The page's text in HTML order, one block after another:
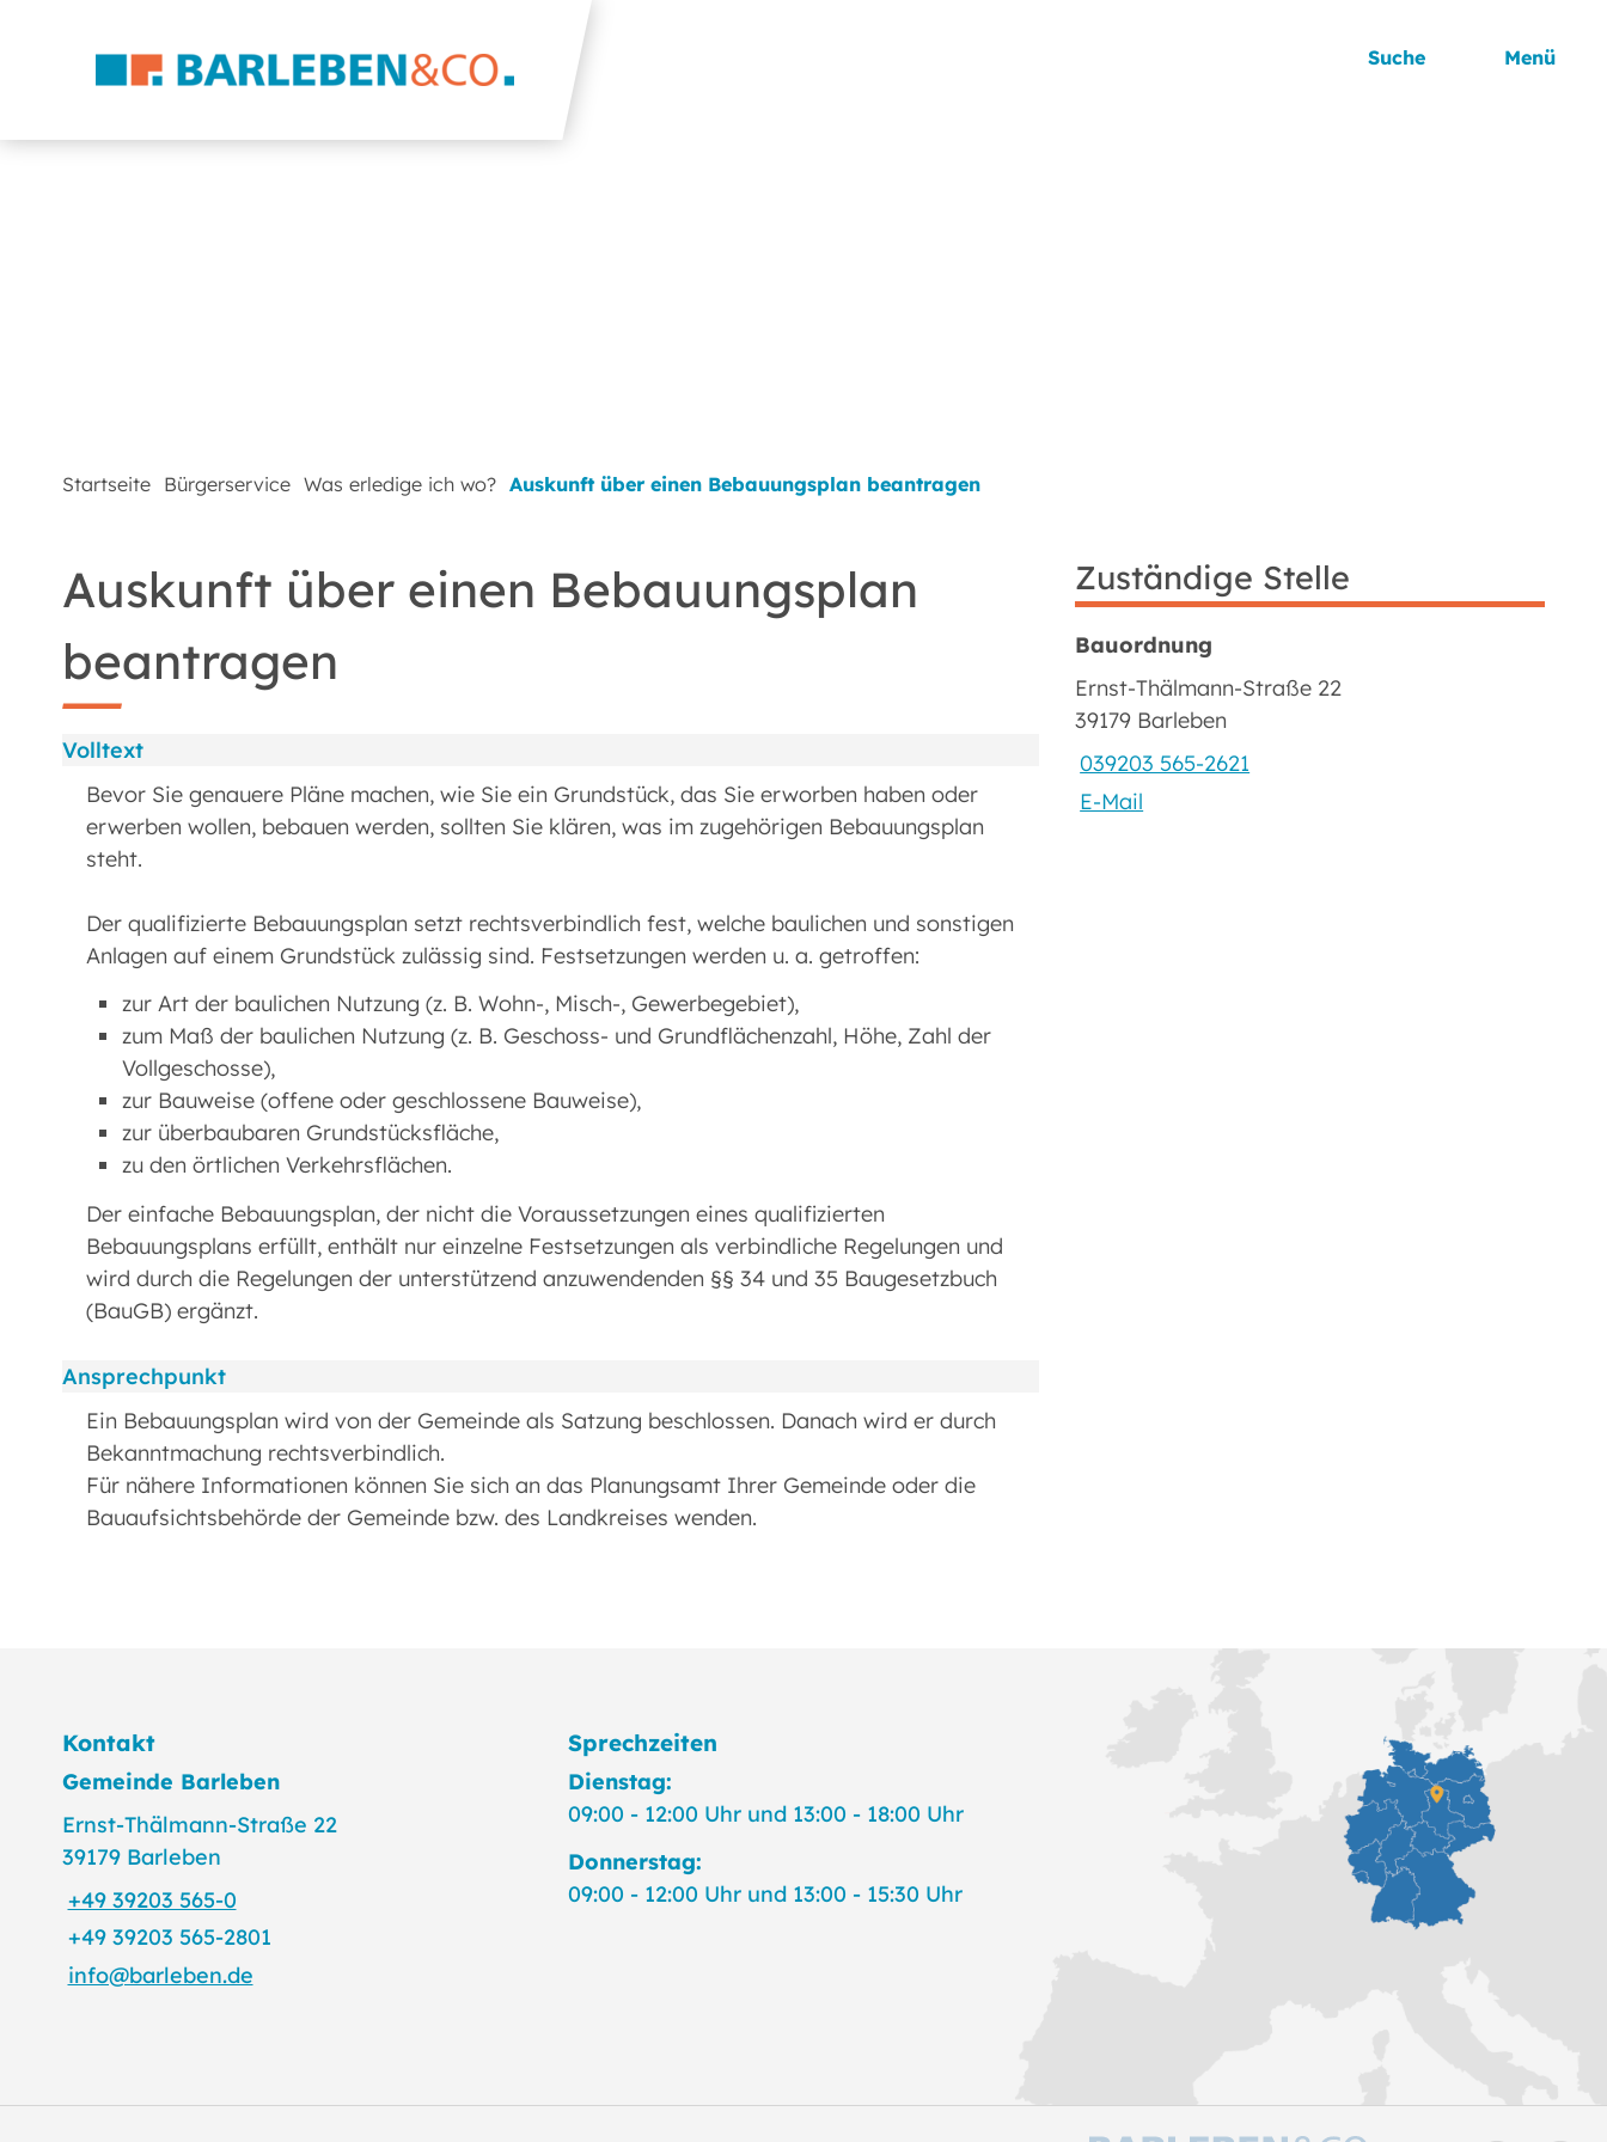
Suche Menü
Startseite Bürgerservice Was erledige ich wo? Auskunft über einen Bebauungsplan beantragen
Auskunft über einen Bebauungsplan
beantragen
Volltext
Bevor Sie genauere Pläne machen, wie Sie ein Grundstück, das Sie erworben haben oder
erwerben wollen, bebauen werden, sollten Sie klären, was im zugehörigen Bebauungsplan
steht.
Der qualifizierte Bebauungsplan setzt rechtsverbindlich fest, welche baulichen und sonstigen
Anlagen auf einem Grundstück zulässig sind. Festsetzungen werden u. a. getroffen:
zur Art der baulichen Nutzung (z. B. Wohn-, Misch-, Gewerbegebiet),
zum Maß der baulichen Nutzung (z. B. Geschoss- und Grundflächenzahl, Höhe, Zahl der
Vollgeschosse),
zur Bauweise (offene oder geschlossene Bauweise),
zur überbaubaren Grundstücksfläche,
zu den örtlichen Verkehrsflächen.
Der einfache Bebauungsplan, der nicht die Voraussetzungen eines qualifizierten
Bebauungsplans erfüllt, enthält nur einzelne Festsetzungen als verbindliche Regelungen und
wird durch die Regelungen der unterstützend anzuwendenden §§ 34 und 35 Baugesetzbuch
(BauGB) ergänzt.
Ansprechpunkt
Ein Bebauungsplan wird von der Gemeinde als Satzung beschlossen. Danach wird er durch
Bekanntmachung rechtsverbindlich.
Für nähere Informationen können Sie sich an das Planungsamt Ihrer Gemeinde oder die
Bauaufsichtsbehörde der Gemeinde bzw. des Landkreises wenden.
Zuständige Stelle
Bauordnung
Ernst-Thälmann-Straße 22
39179 Barleben
039203 565-2621
E-Mail
Kontakt
Gemeinde Barleben
Ernst-Thälmann-Straße 22
39179 Barleben
+49 39203 565-0
+49 39203 565-2801
info@barleben.de
Sprechzeiten
Dienstag:
09:00 - 12:00 Uhr und 13:00 - 18:00 Uhr
Donnerstag:
09:00 - 12:00 Uhr und 13:00 - 15:30 Uhr